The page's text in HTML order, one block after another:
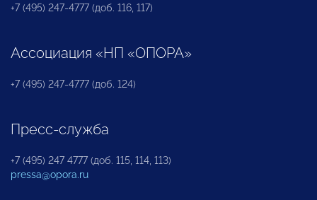
+7 (495) 247-4777 (доб. 116, 117)
Ассоциация «НП «ОПОРА»
+7 (495) 247-4777 (доб. 124)
Пресс-служба
+7 (495) 247 4777 (доб. 115, 114, 113)
pressa@opora.ru